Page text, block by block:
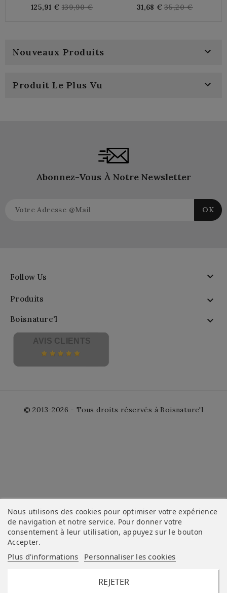
125,91 € Regular
139,90 € 31,68 € Regular
35,20 €
Nouveaux Produits 
Produit Le Plus Vu 
Abonnez-Vous À Notre Newsletter
Follow Us 
Produits 
Boisnature'l 
Nous utilisons des cookies pour optimiser votre expérience
de navigation et notre service. Pour donner votre
consentement à leur utilisation, appuyez sur le bouton
Accepter.
Plus d'informations Personnaliser les cookies
REJETER
AVIS CLIENTS
© 2013-2026 - Tous droits réservés à Boisnature'l